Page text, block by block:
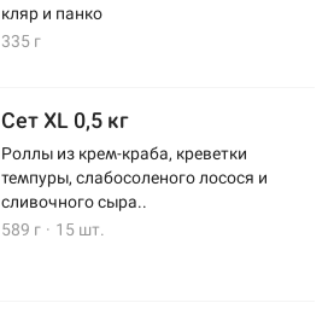
кляр и панко
335 г
Сет XL 0,5 кг
Роллы из крем-краба, креветки
темпуры, слабосоленого лосося и
сливочного сыра..
589 г · 15 шт.